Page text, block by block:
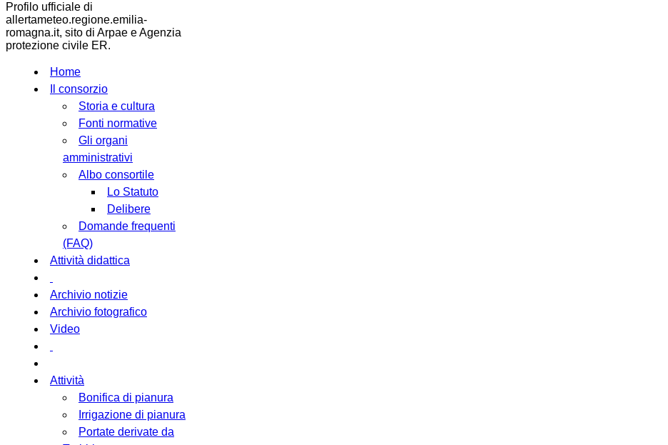
Profilo ufficiale di
allertameteo.regione.emilia-
romagna.it, sito di Arpae e Agenzia
protezione civile ER.
Home
Il consorzio
Storia e cultura
Fonti normative
Gli organi
amministrativi
Albo consortile
Lo Statuto
Delibere
Domande frequenti
(FAQ)
Attività didattica
Archivio notizie
Archivio fotografico
Video
Attività
Bonifica di pianura
Irrigazione di pianura
Portate derivate da